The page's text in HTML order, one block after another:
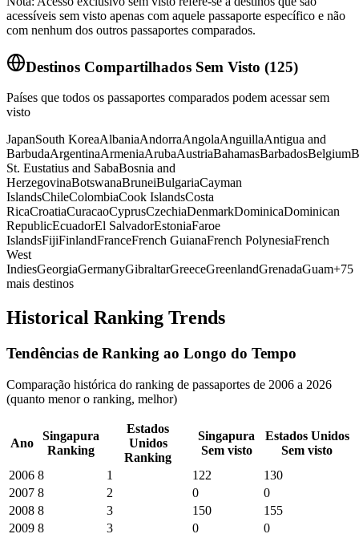
acessíveis sem visto apenas com aquele passaporte específico e não
com nenhum dos outros passaportes comparados.
Destinos Compartilhados Sem Visto (125)
Países que todos os passaportes comparados podem acessar sem
visto
JapanSouth KoreaAlbaniaAndorraAngolaAnguillaAntigua and
BarbudaArgentinaArmeniaArubaAustriaBahamasBarbadosBelgium
St. Eustatius and SabaBosnia and
HerzegovinaBotswanaBruneiBulgariaCayman
IslandsChileColombiaCook IslandsCosta
RicaCroatiaCuracaoCyprusCzechiaDenmarkDominicaDominican
RepublicEcuadorEl SalvadorEstoniaFaroe
IslandsFijiFinlandFranceFrench GuianaFrench PolynesiaFrench
West
IndiesGeorgiaGermanyGibraltarGreeceGreenlandGrenadaGuam+75
mais destinos
Historical Ranking Trends
Tendências de Ranking ao Longo do Tempo
Comparação histórica do ranking de passaportes de 2006 a 2026
(quanto menor o ranking, melhor)
Ano
Singapura
Ranking
Estados
Unidos
Ranking
Singapura
Sem visto
Estados Unidos
Sem visto
2006 8 1 122
130
2007 8 2 0
0
2008 8 3 150
155
2009 8 3 0
0